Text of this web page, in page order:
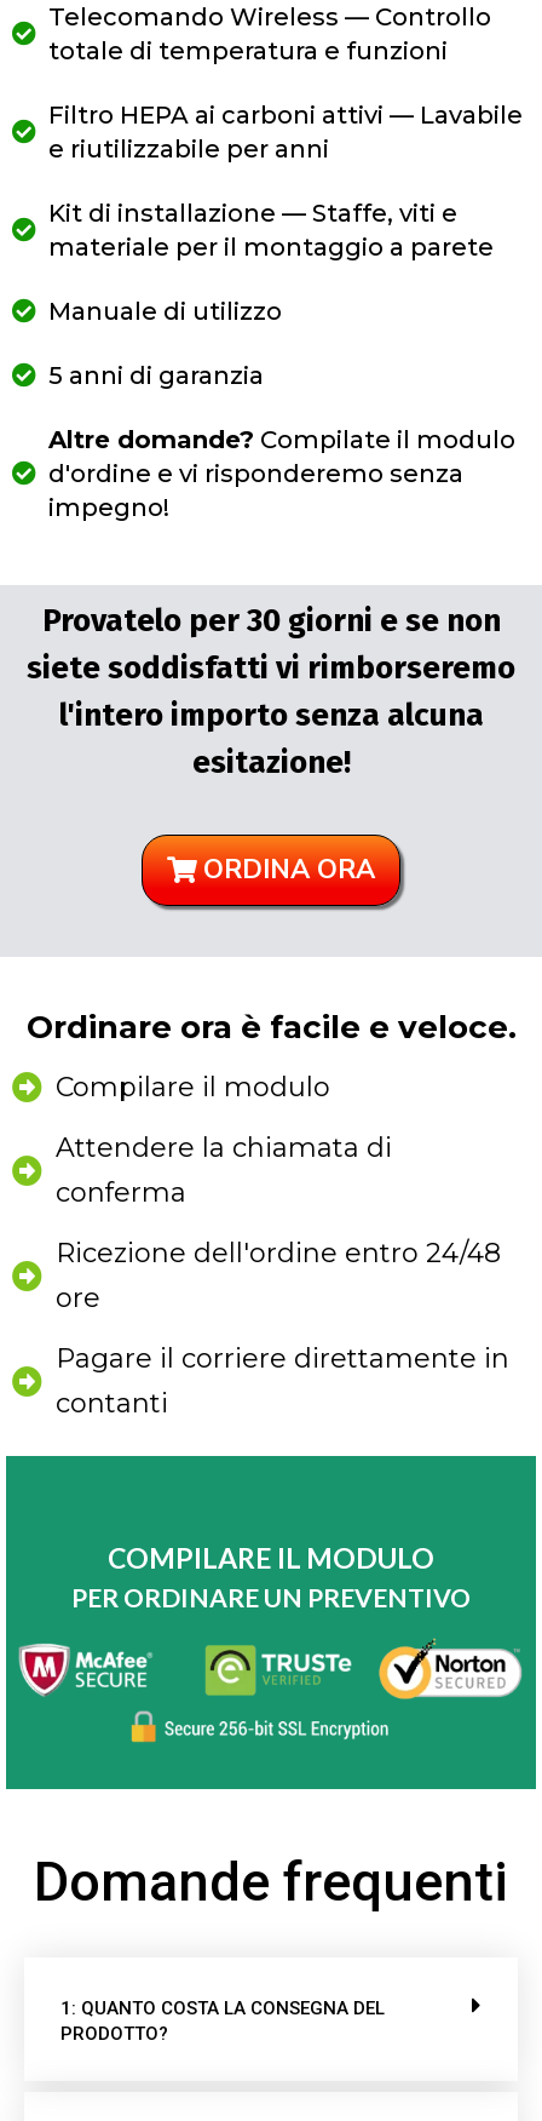
Telecomando Wireless — Controllo
totale di temperatura e funzioni
Filtro HEPA ai carboni attivi — Lavabile
e riutilizzabile per anni
Kit di installazione — Staffe, viti e
materiale per il montaggio a parete
Manuale di utilizzo
5 anni di garanzia
Altre domande? Compilate il modulo
d'ordine e vi risponderemo senza
impegno!
Provatelo per 30 giorni e se non
siete soddisfatti vi rimborseremo
l'intero importo senza alcuna
esitazione!
ORDINA ORA
Ordinare ora è facile e veloce.
Compilare il modulo
Attendere la chiamata di
conferma
Ricezione dell'ordine entro 24/48
ore
Pagare il corriere direttamente in
contanti
COMPILARE IL MODULO
PER ORDINARE UN PREVENTIVO
Domande frequenti
1: QUANTO COSTA LA CONSEGNA DEL
PRODOTTO?